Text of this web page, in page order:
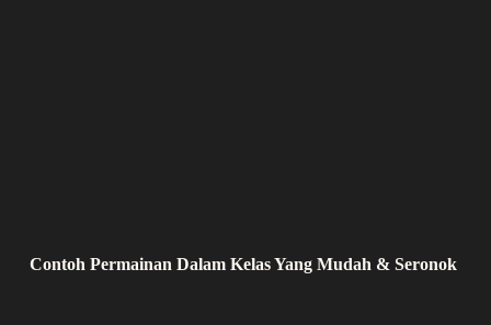
Contoh Permainan Dalam Kelas Yang Mudah & Seronok